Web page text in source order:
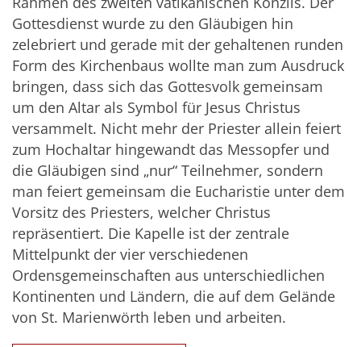
Gottesdienst wurde zu den Gläubigen hin
zelebriert und gerade mit der gehaltenen runden
Form des Kirchenbaus wollte man zum Ausdruck
bringen, dass sich das Gottesvolk gemeinsam
um den Altar als Symbol für Jesus Christus
versammelt. Nicht mehr der Priester allein feiert
zum Hochaltar hingewandt das Messopfer und
die Gläubigen sind „nur“ Teilnehmer, sondern
man feiert gemeinsam die Eucharistie unter dem
Vorsitz des Priesters, welcher Christus
repräsentiert. Die Kapelle ist der zentrale
Mittelpunkt der vier verschiedenen
Ordensgemeinschaften aus unterschiedlichen
Kontinenten und Ländern, die auf dem Gelände
von St. Marienwörth leben und arbeiten.